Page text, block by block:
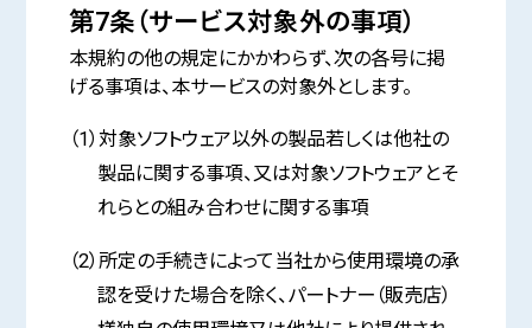
第7条（サービス対象外の事項）
本規約の他の規定にかかわらず、次の各号に掲
げる事項は、本サービスの対象外とします。
（1）対象ソフトウェア以外の製品若しくは他社の
製品に関する事項、又は対象ソフトウェアとそ
れらとの組み合わせに関する事項
（2）所定の手続きによって当社から使用環境の承
認を受けた場合を除く、パートナー（販売店）